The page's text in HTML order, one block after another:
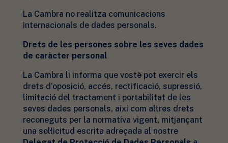
La Cambra no realitza comunicacions
internacionals de dades personals.
Drets de les persones sobre les seves dades
de caràcter personal
La Cambra li informa que vostè pot exercir els
drets d’oposició, accés, rectificació, supressió,
limitació del tractament i portabilitat de les
seves dades personals, així com altres drets
reconeguts per la normativa vigent, mitjançant
una sol·licitud escrita adreçada al nostre